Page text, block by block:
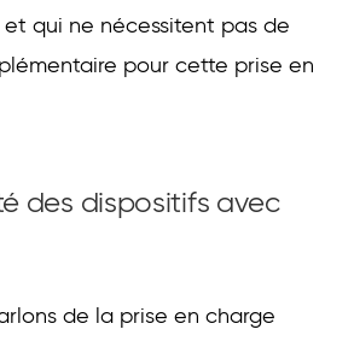
qui ne nécessitent pas de
pour cette prise en
des dispositifs avec
de la prise en charge